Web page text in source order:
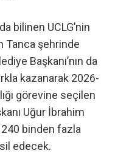
bilinen UCLG’nin
Tanca şehrinde
Başkanı’nın da
kazanarak 2026-
görevine seçilen
Uğur İbrahim
binden fazla
edecek.